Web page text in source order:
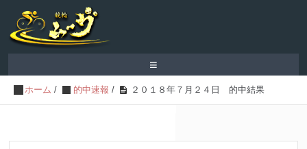
≡
ホーム / 的中速報 / ２０１８年７月２４日 的中結果